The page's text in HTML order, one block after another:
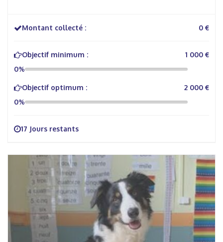
Montant collecté : 0 €
Objectif minimum :
1 000 €
0%
Objectif optimum :
2 000 €
0%
17 Jours restants